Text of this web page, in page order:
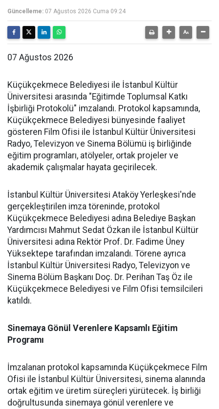
Güncelleme: 07 Ağustos 2026 Cuma 09:24
07 Ağustos 2026
Küçükçekmece Belediyesi ile İstanbul Kültür
Üniversitesi arasında "Eğitimde Toplumsal Katkı
İşbirliği Protokolü" imzalandı. Protokol kapsamında,
Küçükçekmece Belediyesi bünyesinde faaliyet
gösteren Film Ofisi ile İstanbul Kültür Üniversitesi
Radyo, Televizyon ve Sinema Bölümü iş birliğinde
eğitim programları, atölyeler, ortak projeler ve
akademik çalışmalar hayata geçirilecek.
İstanbul Kültür Üniversitesi Ataköy Yerleşkesi'nde
gerçekleştirilen imza töreninde, protokol
Küçükçekmece Belediyesi adına Belediye Başkan
Yardımcısı Mahmut Sedat Özkan ile İstanbul Kültür
Üniversitesi adına Rektör Prof. Dr. Fadime Üney
Yüksektepe tarafından imzalandı. Törene ayrıca
İstanbul Kültür Üniversitesi Radyo, Televizyon ve
Sinema Bölüm Başkanı Doç. Dr. Perihan Taş Öz ile
Küçükçekmece Belediyesi ve Film Ofisi temsilcileri
katıldı.
Sinemaya Gönül Verenlere Kapsamlı Eğitim
Programı
İmzalanan protokol kapsamında Küçükçekmece Film
Ofisi ile İstanbul Kültür Üniversitesi, sinema alanında
ortak eğitim ve üretim süreçleri yürütecek. İş birliği
doğrultusunda sinemaya gönül verenlere ve